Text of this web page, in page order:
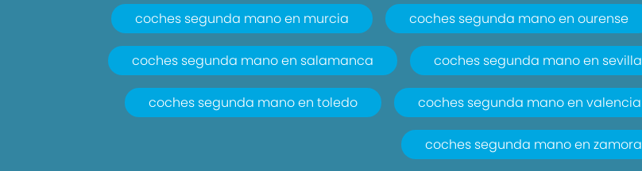
coches segunda mano en murcia coches segunda mano en ourense
coches segunda mano en salamanca coches segunda mano en sevilla
coches segunda mano en toledo coches segunda mano en valencia
coches segunda mano en zamora